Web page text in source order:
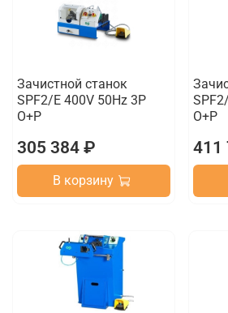
Зачистной станок
SPF2/E 400V 50Hz 3P
O+P
305 384 ₽
В корзину
O+P
411